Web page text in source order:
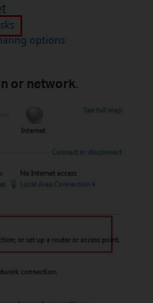
or network.